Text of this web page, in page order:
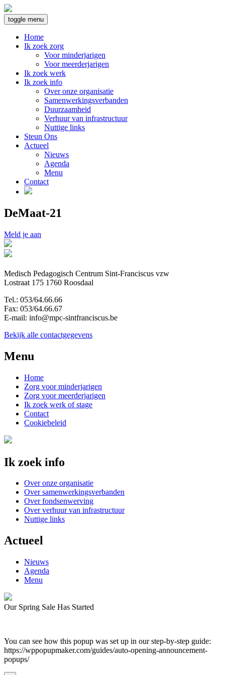
toggle menu
Home
Ik zoek zorg
Voor minderjarigen
Voor meerderjarigen
Ik zoek werk
Ik zoek info
Over onze organisatie
Samenwerkingsverbanden
Duurzaamheid
Verhuur van infrastructuur
Nuttige links
Steun Ons
Actueel
Nieuws
Agenda
Menu
Contact
DeMaat-21
Meld je aan
Medisch Pedagogisch Centrum Sint-Franciscus vzw
Lostraat 175 1760 Roosdaal
Tel.: 053/64.66.66
Fax: 053/64.66.67
E-mail: info@mpc-sintfranciscus.be
Bekijk alle contactgegevens
Menu
Home
Zorg voor minderjarigen
Zorg voor meerderjarigen
Ik zoek werk of stage
Contact
Cookiebeleid
Ik zoek info
Over onze organisatie
Over samenwerkingsverbanden
Over fondsenwerving
Over verhuur van infrastructuur
Nuttige links
Actueel
Nieuws
Agenda
Menu
Our Spring Sale Has Started
You can see how this popup was set up in our step-by-step guide:
https://wppopupmaker.com/guides/auto-opening-announcement-
popups/